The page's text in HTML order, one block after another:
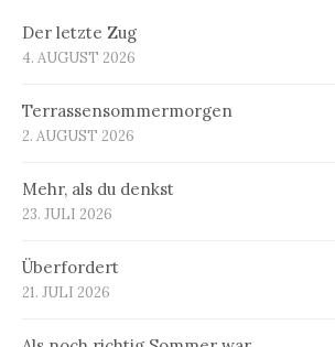
Der letzte Zug
4. AUGUST 2026
Terrassensommermorgen
2. AUGUST 2026
Mehr, als du denkst
23. JULI 2026
Überfordert
21. JULI 2026